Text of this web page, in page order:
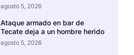
agosto 5, 2026
Ataque armado en bar de
Tecate deja a un hombre herido
agosto 5, 2026